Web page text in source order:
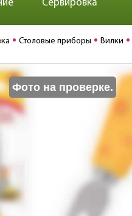
Сервировка
Столовые приборы Вилки
Фото на проверке.